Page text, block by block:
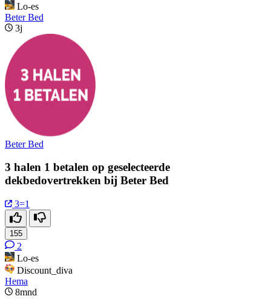
Lo-es
Beter Bed
3j
Beter Bed
3 halen 1 betalen op geselecteerde
dekbedovertrekken bij Beter Bed
3=1
155
2
Lo-es
Discount_diva
Hema
8mnd